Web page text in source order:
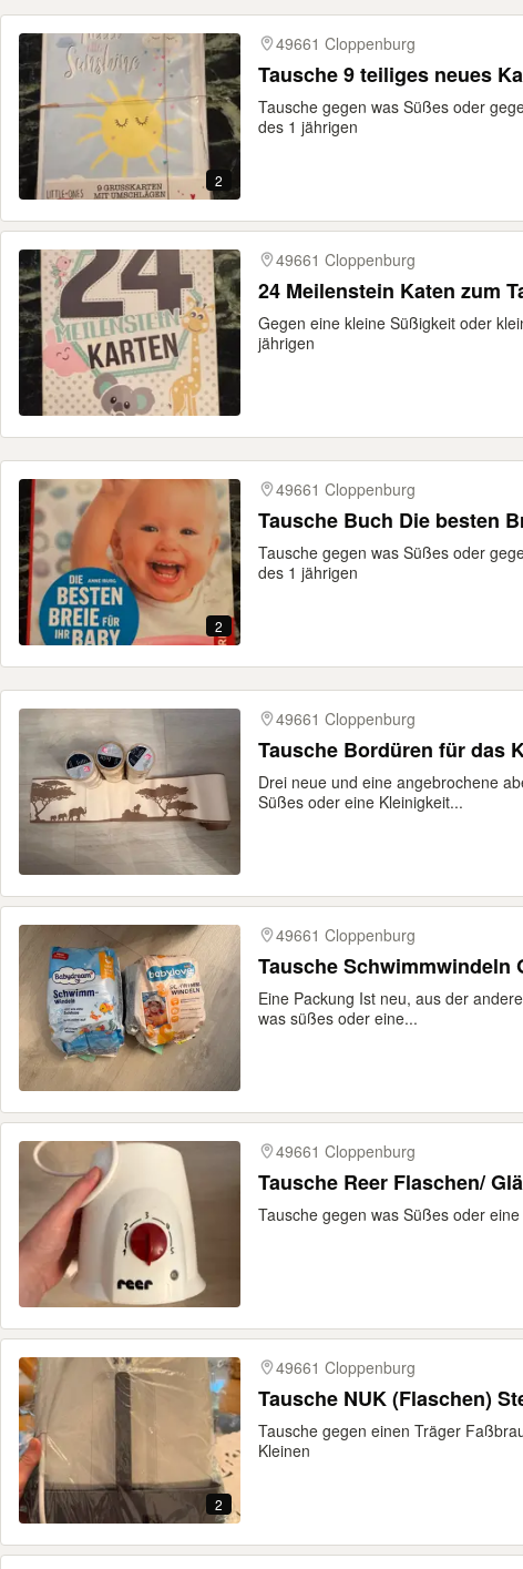
2
49661 Cloppenburg
Tausche 9 teiliges neues
Tausche gegen was Süßes oder
des 1 jährigen
49661 Cloppenburg
24 Meilenstein Katen zum
Gegen eine kleine Süßigkeit oder
jährigen
2
49661 Cloppenburg
Tausche Buch Die besten
Tausche gegen was Süßes oder
des 1 jährigen
49661 Cloppenburg
Tausche Bordüren für das
Drei neue und eine angebrochene
Süßes oder eine Kleinigkeit...
49661 Cloppenburg
Tausche Schwimmwindeln
Eine Packung Ist neu, aus der
was süßes oder eine...
49661 Cloppenburg
Tausche Reer Flaschen/
Tausche gegen was Süßes oder
2
49661 Cloppenburg
Tausche NUK (Flaschen)
Tausche gegen einen Träger
Kleinen